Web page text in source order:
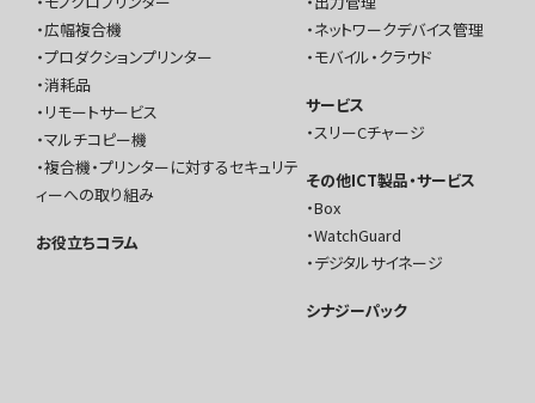
広幅複合機
プロダクションプリンター
消耗品
リモートサービス
マルチコピー機
複合機・プリンターに対するセキュリテ
ィーへの取り組み
お役立ちコラム
ネットワークデバイス管理
モバイル・クラウド
サービス
スリーCチャージ
その他ICT製品・サービス
Box
WatchGuard
デジタルサイネージ
シナジーパック